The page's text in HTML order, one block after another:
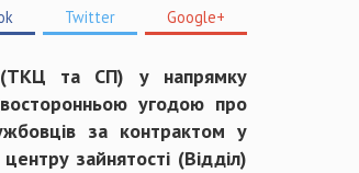
Twitter Google+
(ТКЦ та СП) у напрямку
угодою про
за контрактом у
зайнятості (Відділ)